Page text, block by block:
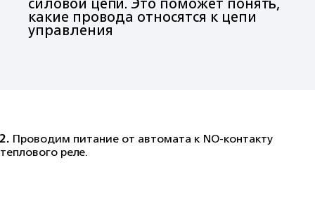
какие провода относятся к цепи
управления
2. Проводим питание от автомата к NO-контакту
теплового реле.